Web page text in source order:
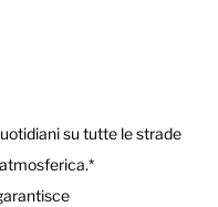
su tutte le strade